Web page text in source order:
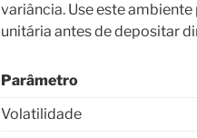
variância. Use este
unitária antes de depositar
Parâmetro
Volatilidade